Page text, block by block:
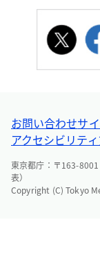
お問い合わせサ
アクセシビリテ
東京都庁：〒163-
表）
Copyright (C) Tokyo